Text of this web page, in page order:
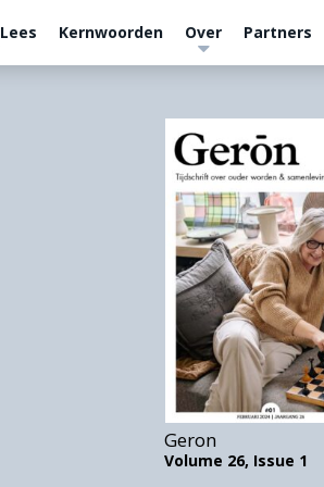
Kernwoorden Over Partners
Geron
Volume 26, Issue 1